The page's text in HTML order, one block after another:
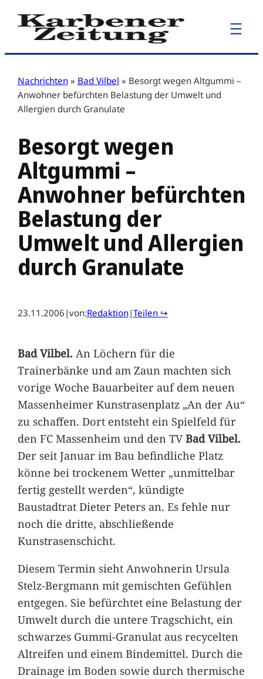
Zum
Inhalt
Nachrichten » Bad Vilbel » Besorgt wegen Altgummi –
Anwohner befürchten Belastung der Umwelt und
Allergien durch Granulate
Besorgt wegen
Altgummi –
Anwohner befürchten
Belastung der
Umwelt und Allergien
durch Granulate
23.11.2006 |von:Redaktion|Teilen ↪
Bad Vilbel.An Löchern für die
Trainerbänke und am Zaun machten sich
vorige Woche Bauarbeiter auf dem neuen
Massenheimer Kunstrasenplatz „An der Au“
zu schaffen. Dort entsteht ein Spielfeld für
den FC Massenheim und den TVBad Vilbel.
Der seit Januar im Bau befindliche Platz
könne bei trockenem Wetter „unmittelbar
fertig gestellt werden“, kündigte
Baustadtrat Dieter Peters an. Es fehle nur
noch die dritte, abschließende
Kunstrasenschicht.
Diesem Termin sieht Anwohnerin Ursula
Stelz-Bergmann mit gemischten Gefühlen
entgegen. Sie befürchtet eine Belastung der
Umwelt durch die untere Tragschicht, ein
schwarzes Gummi-Granulat aus recycelten
Altreifen und einem Bindemittel. Durch die
Drainage im Boden sowie durch thermische